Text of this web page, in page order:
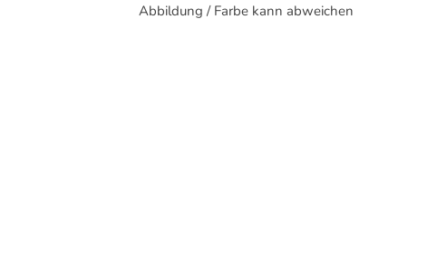
Abbildung / Farbe kann abweichen